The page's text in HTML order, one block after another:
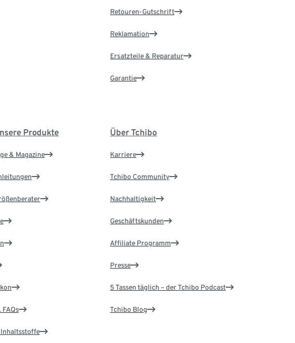
Retouren-Gutschrift
Reklamation
Ersatzteile & Reparatur
Garantie
Produkte
& Magazine
FAQs
Über Tchibo
Karriere
Tchibo Community
Nachhaltigkeit
Geschäftskunden
Affiliate Programm
Presse
5 Tassen täglich – der Tchibo Podcast
Tchibo Blog